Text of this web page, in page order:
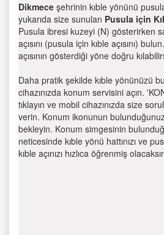
Dikmece şehrinin kıble yönünü
yukarıda size sunulan Pusula için
Pusula ibresi kuzeyi (N) gösterirken
açısını (pusula için kıble açısını)
açısının gösterdiği yöne doğru
Daha pratik şekilde kıble yönünüzü
cihazınızda konum servisini açın.
tıklayın ve mobil cihazınızda size
verin. Konum ikonunun
bekleyin. Konum simgesinin
neticesinde kıble yönü hattınızı ve
kıble açınızı hızlıca öğrenmiş